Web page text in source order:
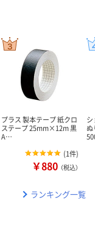
プラス 製本テープ 紙クロ
ステープ 25mm×12m 黒
A…
(1件)
￥880 （税込）
ランキング一覧